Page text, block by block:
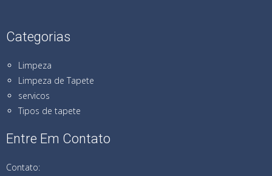
Categorias
Limpeza
Limpeza de Tapete
servicos
Tipos de tapete
Entre Em Contato
Contato: